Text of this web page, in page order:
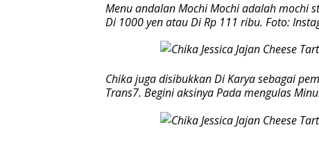
Menu andalan Mochi Mochi adalah mochi
Di 1000 yen atau Di Rp 111 ribu. Foto:
Chika juga disibukkan Di Karya sebagai
Trans7. Begini aksinya Pada mengulas